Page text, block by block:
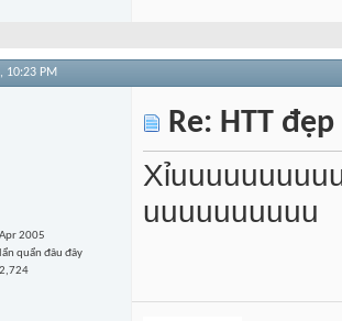
10:23 PM
Apr 2005
lẩn quẩn đâu đây
2,724
Re: HTT
uuuuuuuuuu